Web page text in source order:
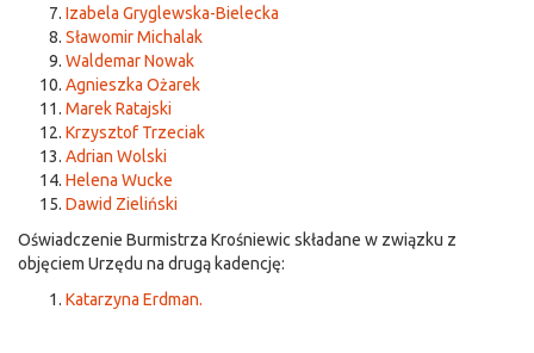
Izabela Gryglewska-Bielecka
Sławomir Michalak
Waldemar Nowak
Agnieszka Ożarek
Marek Ratajski
Krzysztof Trzeciak
Adrian Wolski
Helena Wucke
Dawid Zieliński
Oświadczenie Burmistrza Krośniewic składane w związku z
objęciem Urzędu na drugą kadencję:
Katarzyna Erdman.